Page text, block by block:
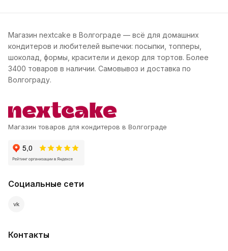
Магазин nextcake в Волгограде — всё для домашних
кондитеров и любителей выпечки: посыпки, топперы,
шоколад, формы, красители и декор для тортов. Более
3400 товаров в наличии. Самовывоз и доставка по
Волгограду.
Магазин товаров для кондитеров в Волгограде
Социальные сети
vk
Контакты